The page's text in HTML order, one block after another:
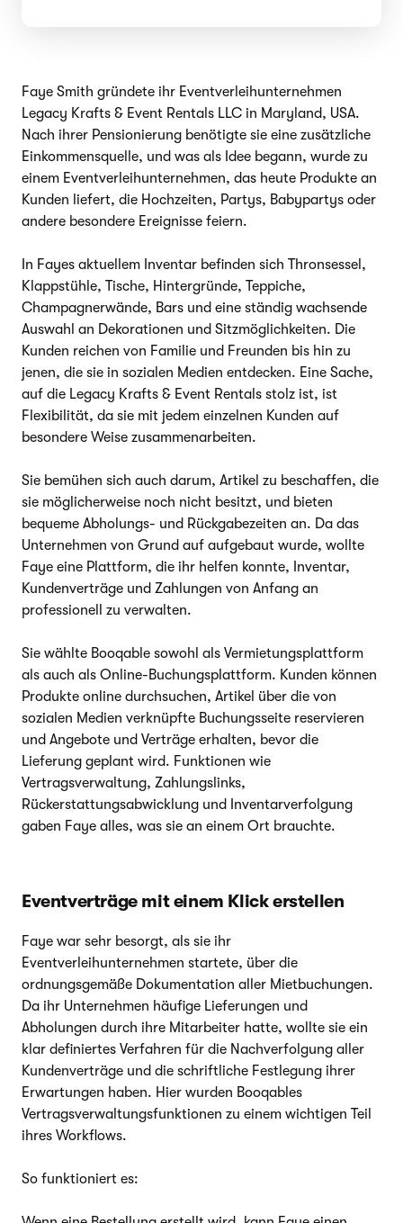
Faye Smith gründete ihr Eventverleihunternehmen
Legacy Krafts & Event Rentals LLC in Maryland, USA.
Nach ihrer Pensionierung benötigte sie eine zusätzliche
Einkommensquelle, und was als Idee begann, wurde zu
einem Eventverleihunternehmen, das heute Produkte an
Kunden liefert, die Hochzeiten, Partys, Babypartys oder
andere besondere Ereignisse feiern.
In Fayes aktuellem Inventar befinden sich Thronsessel,
Klappstühle, Tische, Hintergründe, Teppiche,
Champagnerwände, Bars und eine ständig wachsende
Auswahl an Dekorationen und Sitzmöglichkeiten. Die
Kunden reichen von Familie und Freunden bis hin zu
jenen, die sie in sozialen Medien entdecken. Eine Sache,
auf die Legacy Krafts & Event Rentals stolz ist, ist
Flexibilität, da sie mit jedem einzelnen Kunden auf
besondere Weise zusammenarbeiten.
Sie bemühen sich auch darum, Artikel zu beschaffen, die
sie möglicherweise noch nicht besitzt, und bieten
bequeme Abholungs- und Rückgabezeiten an. Da das
Unternehmen von Grund auf aufgebaut wurde, wollte
Faye eine Plattform, die ihr helfen konnte, Inventar,
Kundenverträge und Zahlungen von Anfang an
professionell zu verwalten.
Sie wählte Booqable sowohl als Vermietungsplattform
als auch als Online-Buchungsplattform. Kunden können
Produkte online durchsuchen, Artikel über die von
sozialen Medien verknüpfte Buchungsseite reservieren
und Angebote und Verträge erhalten, bevor die
Lieferung geplant wird. Funktionen wie
Vertragsverwaltung, Zahlungslinks,
Rückerstattungsabwicklung und Inventarverfolgung
gaben Faye alles, was sie an einem Ort brauchte.
Eventverträge mit einem Klick erstellen
Faye war sehr besorgt, als sie ihr
Eventverleihunternehmen startete, über die
ordnungsgemäße Dokumentation aller Mietbuchungen.
Da ihr Unternehmen häufige Lieferungen und
Abholungen durch ihre Mitarbeiter hatte, wollte sie ein
klar definiertes Verfahren für die Nachverfolgung aller
Kundenverträge und die schriftliche Festlegung ihrer
Erwartungen haben. Hier wurden Booqables
Vertragsverwaltungsfunktionen zu einem wichtigen Teil
ihres Workflows.
So funktioniert es: